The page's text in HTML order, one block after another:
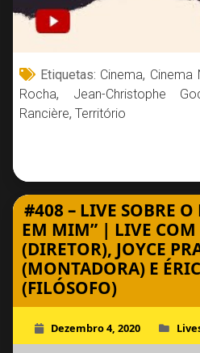
Etiquetas: Cinema, Cinema
Rocha, Jean-Christophe
Rancière, Território
#408 – LIVE SOBRE
EM MIM” | LIVE COM
(DIRETOR), JOYCE
(MONTADORA) E
(FILÓSOFO)
Dezembro 4, 2020